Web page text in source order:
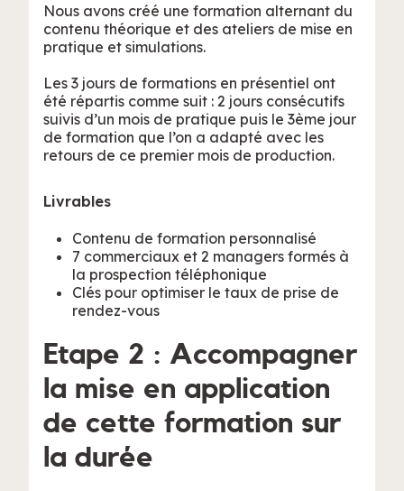
Nous avons créé une formation alternant du
contenu théorique et des ateliers de mise en
pratique et simulations.
Les 3 jours de formations en présentiel ont
été répartis comme suit : 2 jours consécutifs
suivis d’un mois de pratique puis le 3ème jour
de formation que l’on a adapté avec les
retours de ce premier mois de production.
Livrables
Contenu de formation personnalisé
7 commerciaux et 2 managers formés à
la prospection téléphonique
Clés pour optimiser le taux de prise de
rendez-vous
Etape 2 : Accompagner
la mise en application
de cette formation sur
la durée